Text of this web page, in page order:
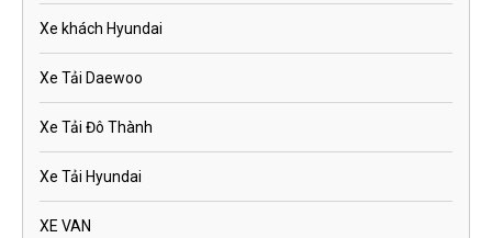
Xe khách Hyundai
Xe Tải Daewoo
Xe Tải Đô Thành
Xe Tải Hyundai
XE VAN